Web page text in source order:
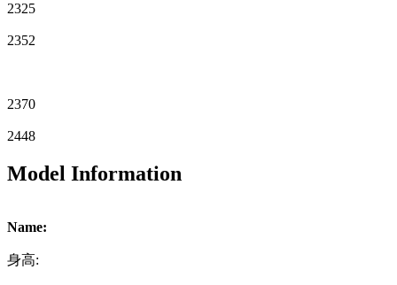
2325
2352
2370
2448
Model Information
Name:
身高: